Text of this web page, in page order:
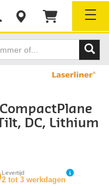
DC, Lithium
Levertijd
2 tot 3 werkdagen